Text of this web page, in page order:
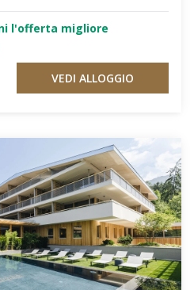
l'offerta migliore
VEDI ALLOGGIO